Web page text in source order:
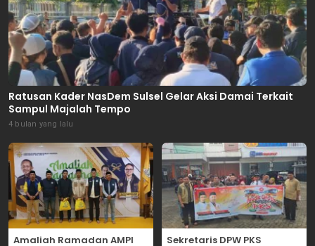
Ratusan Kader NasDem Sulsel Gelar Aksi Damai Terkait
Sampul Majalah Tempo
4 bulan yang lalu
Amaliah Ramadan AMPI
Sekretaris DPW PKS